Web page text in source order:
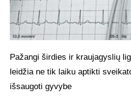
Pažangi širdies ir kraujagyslių
leidžia ne tik laiku aptikti
išsaugoti gyvybe